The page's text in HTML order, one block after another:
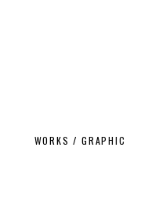
WORKS / GRAPHIC